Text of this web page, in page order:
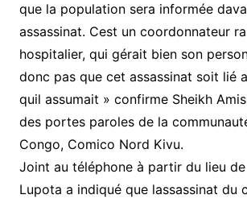
que la population sera informée
assassinat. Cest un coordonnateur
hospitalier, qui gérait bien son
donc pas que cet assassinat soit lié
quil assumait » confirme Sheikh
des portes paroles de la
Congo, Comico Nord Kivu.
Joint au téléphone à partir du lieu
Lupota a indiqué que lassassinat du